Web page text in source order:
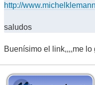
http://
saludos
Buenísimo el link,,,,me